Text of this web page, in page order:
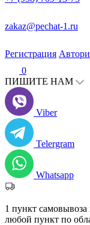
zakaz@pechat-1.ru
Регистрация
0
ПИШИТЕ НАМ
Viber
Telergram
Whatsapp
1 пункт самовывоза
любой пункт по